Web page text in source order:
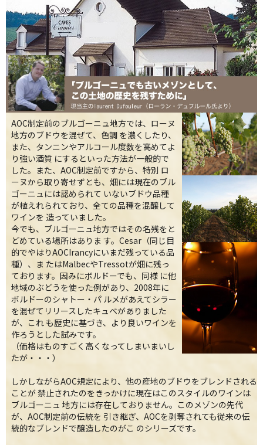
AOC制定前のブルゴーニュ地方では、ローヌ
地方のブドウを混ぜて、色調 を濃くしたり、
また、タンニンやアルコール度数を高めてよ
り強い酒質 にするといった方法が一般的で
した。また、AOC制定前ですから、特別 ロ
ーヌから取り寄せずとも、畑には現在のブル
ゴーニュには認められて いないブドウ品種
が植えれられており、全ての品種を混醸して
ワインを 造っていました。
今でも、ブルゴーニュ地方ではその名残をと
どめている場所はありま す。Cesar（同じ目
的でやはりAOCIrancyにいまだ残っている品
種）、ま たはMalbecやTressotが畑に残っ
ております。因みにボルドーでも、同様 に他
地域のぶどうを使った例があり、2008年に
ボルドーのシャトー・パ ルメがあえてシラー
を混ぜてリリースしたキュベがありました
が、これ も歴史に基づき、より良いワインを
作ろうとした試みです。
（価格はものすごく高くなってしまいまいし
たが・・・）
しかしながらAOC規定により、他の産地のブドウをブレンドされる
ことが 禁止されたのをきっかけに現在はこのスタイルのワインは
ブルゴーニュ 地方には存在しておりません。このメゾンの先代
が、AOC制定前の伝統を 引き継ぎ、AOCを剥奪されても従来の伝
統的なブレンドで醸造したのがこ のシリーズです。